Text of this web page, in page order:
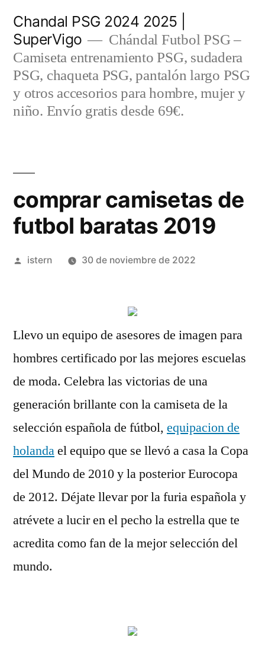
contenido
Chandal PSG 2024 2025 |
SuperVigo
Chándal Futbol PSG –
Camiseta entrenamiento PSG, sudadera
PSG, chaqueta PSG, pantalón largo PSG
y otros accesorios para hombre, mujer y
niño. Envío gratis desde 69€.
comprar camisetas de
futbol baratas 2019
Publicado
istern 30 de noviembre de 2022
Llevo un equipo de asesores de imagen para
hombres certificado por las mejores escuelas
de moda. Celebra las victorias de una
generación brillante con la camiseta de la
selección española de fútbol, equipacion de
holandael equipo que se llevó a casa la Copa
del Mundo de 2010 y la posterior Eurocopa
de 2012. Déjate llevar por la furia española y
atrévete a lucir en el pecho la estrella que te
acredita como fan de la mejor selección del
mundo.